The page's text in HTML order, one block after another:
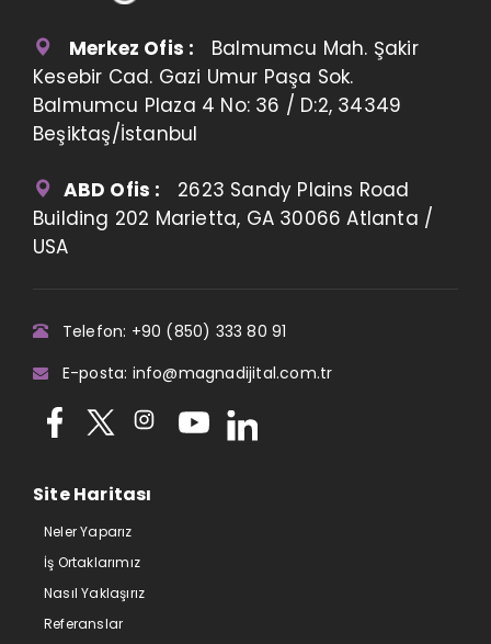
Merkez Ofis : Balmumcu Mah. Şakir
Kesebir Cad. Gazi Umur Paşa Sok.
Balmumcu Plaza 4 No: 36 / D:2, 34349
Beşiktaş/İstanbul
ABD Ofis : 2623 Sandy Plains Road
Building 202 Marietta, GA 30066 Atlanta /
USA
Telefon: +90 (850) 333 80 91
E-posta: info@magnadijital.com.tr
Site Haritası
Neler Yaparız
İş Ortaklarımız
Nasıl Yaklaşırız
Referanslar